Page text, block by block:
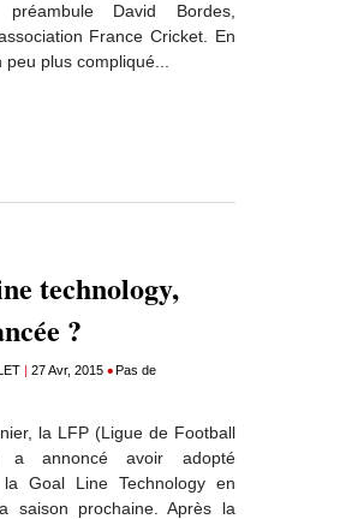
David Bordes,
France Cricket. En
peu plus compliqué...
technology,
?
| 27 Avr, 2015 •Pas de
la LFP (Ligue de Football
a annoncé avoir adopté
la Goal Line Technology en
saison prochaine. Après la